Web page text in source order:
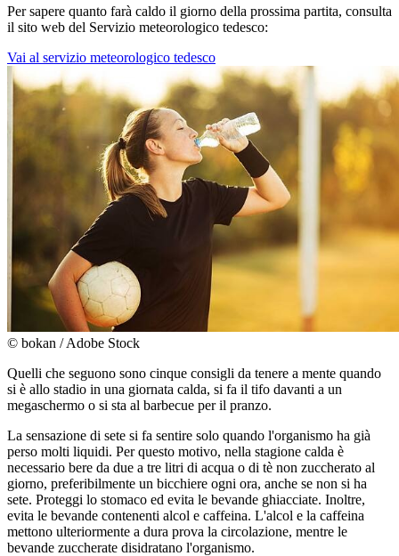
Per sapere quanto farà caldo il giorno della prossima partita, consulta
il sito web del Servizio meteorologico tedesco:
Vai al servizio meteorologico tedesco
© bokan / Adobe Stock
Quelli che seguono sono cinque consigli da tenere a mente quando
si è allo stadio in una giornata calda, si fa il tifo davanti a un
megaschermo o si sta al barbecue per il pranzo.
La sensazione di sete si fa sentire solo quando l'organismo ha già
perso molti liquidi. Per questo motivo, nella stagione calda è
necessario bere da due a tre litri di acqua o di tè non zuccherato al
giorno, preferibilmente un bicchiere ogni ora, anche se non si ha
sete. Proteggi lo stomaco ed evita le bevande ghiacciate. Inoltre,
evita le bevande contenenti alcol e caffeina. L'alcol e la caffeina
mettono ulteriormente a dura prova la circolazione, mentre le
bevande zuccherate disidratano l'organismo.